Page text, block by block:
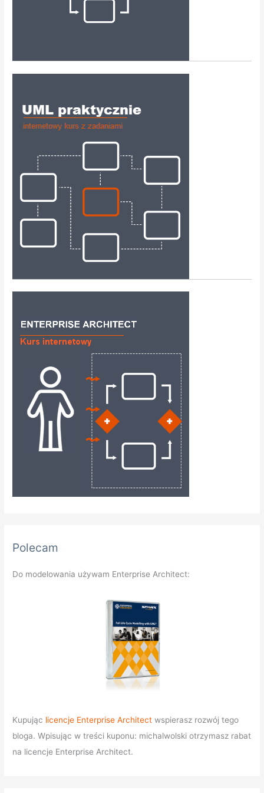
Polecam
Do modelowania używam Enterprise Architect:
Kupując licencje Enterprise Architect wspierasz rozwój tego
bloga. Wpisując w treści kuponu: michalwolski otrzymasz rabat
na licencje Enterprise Architect.